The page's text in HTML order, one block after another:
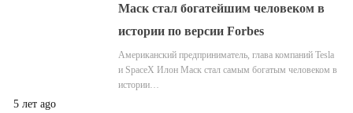
Маск стал богатейшим человеком в
истории по версии Forbes
Американский предприниматель, глава компаний Tesla
и SpaceX Илон Маск стал самым богатым человеком в
истории…
5 лет ago